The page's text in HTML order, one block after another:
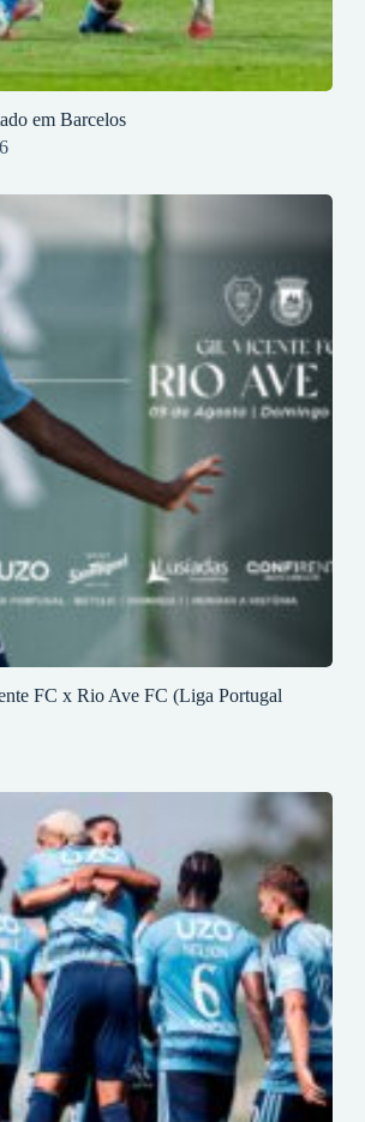
em Barcelos
FC x Rio Ave FC (Liga Portugal